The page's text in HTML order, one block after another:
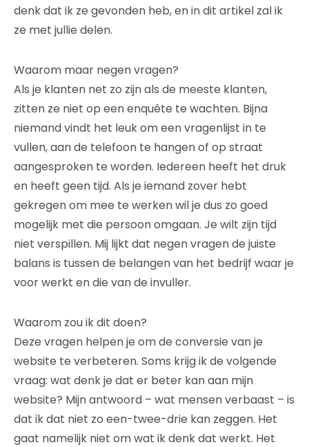
denk dat ik ze gevonden heb, en in dit artikel zal ik
ze met jullie delen.
Waarom maar negen vragen?
Als je klanten net zo zijn als de meeste klanten,
zitten ze niet op een enquête te wachten. Bijna
niemand vindt het leuk om een vragenlijst in te
vullen, aan de telefoon te hangen of op straat
aangesproken te worden. Iedereen heeft het druk
en heeft geen tijd. Als je iemand zover hebt
gekregen om mee te werken wil je dus zo goed
mogelijk met die persoon omgaan. Je wilt zijn tijd
niet verspillen. Mij lijkt dat negen vragen de juiste
balans is tussen de belangen van het bedrijf waar je
voor werkt en die van de invuller.
Waarom zou ik dit doen?
Deze vragen helpen je om de conversie van je
website te verbeteren. Soms krijg ik de volgende
vraag: wat denk je dat er beter kan aan mijn
website? Mijn antwoord – wat mensen verbaast – is
dat ik dat niet zo een-twee-drie kan zeggen. Het
gaat namelijk niet om wat ik denk dat werkt. Het